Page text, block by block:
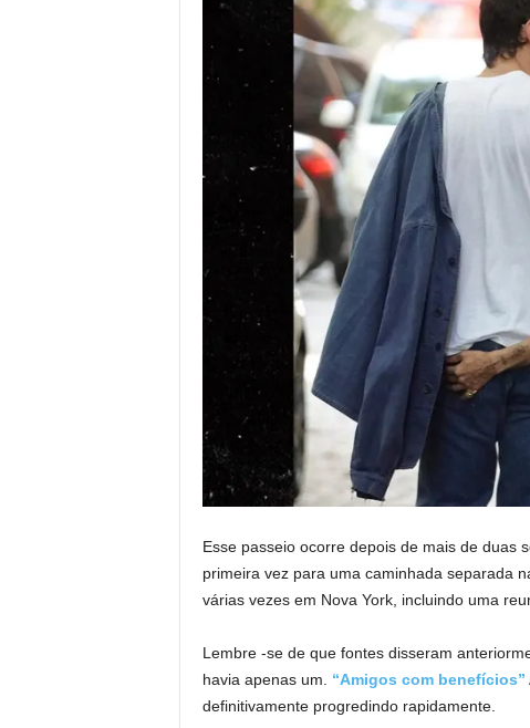
Esse passeio ocorre depois de mais de duas
primeira vez para uma caminhada separada
várias vezes em Nova York, incluindo uma
Lembre -se de que fontes disseram
havia apenas um. “Amigos com benefícios”
definitivamente progredindo rapidamente.